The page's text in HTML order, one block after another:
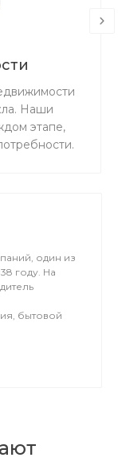
Наши
этапе,
один из
году. На
бытовой